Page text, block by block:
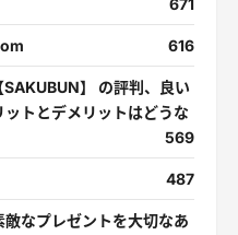
671
616
】 の評判、良い
トとデメリットはどうな
569
487
なプレゼントを大切なあ